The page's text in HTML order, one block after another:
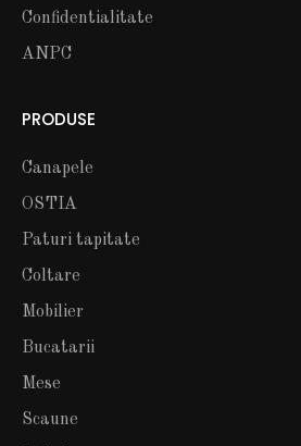
Confidentialitate
ANPC
PRODUSE
Canapele
OSTIA
Paturi tapitate
Coltare
Mobilier
Bucatarii
Mese
Scaune